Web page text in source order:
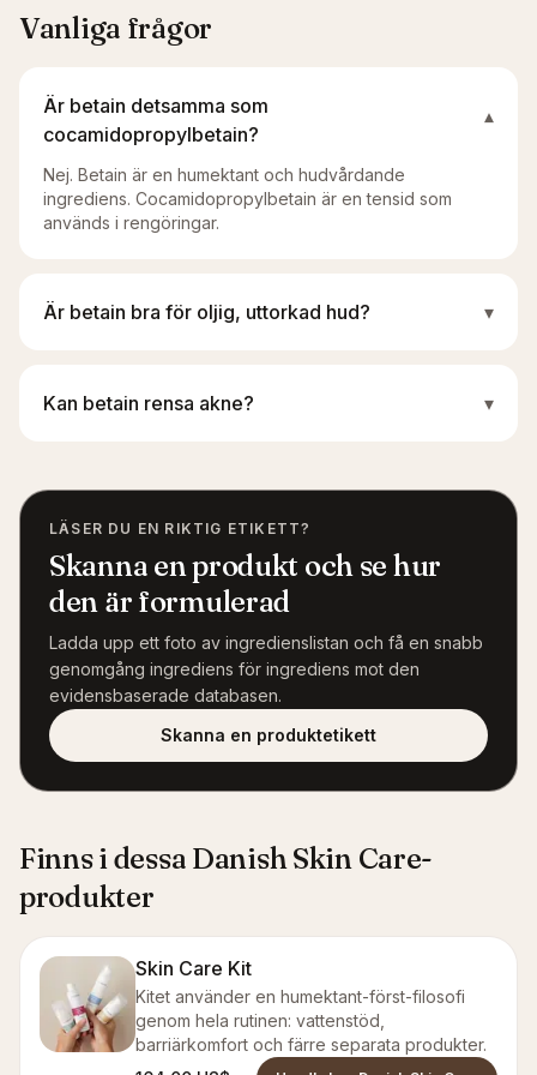
Vanliga frågor
Är betain detsamma som
cocamidopropylbetain?
▾
Nej. Betain är en humektant och hudvårdande
ingrediens. Cocamidopropylbetain är en tensid som
används i rengöringar.
Är betain bra för oljig, uttorkad hud? ▾
Kan betain rensa akne? ▾
LÄSER DU EN RIKTIG ETIKETT?
Skanna en produkt och se hur
den är formulerad
Ladda upp ett foto av ingredienslistan och få en snabb
genomgång ingrediens för ingrediens mot den
evidensbaserade databasen.
Skanna en produktetikett
Finns i dessa Danish Skin Care-
produkter
Skin Care Kit
Kitet använder en humektant-först-filosofi
genom hela rutinen: vattenstöd,
barriärkomfort och färre separata produkter.